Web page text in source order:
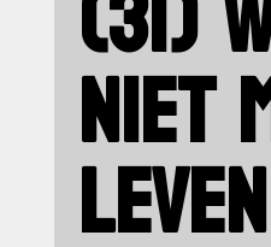
NIET